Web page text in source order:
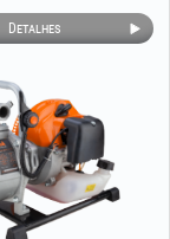
Detalhes